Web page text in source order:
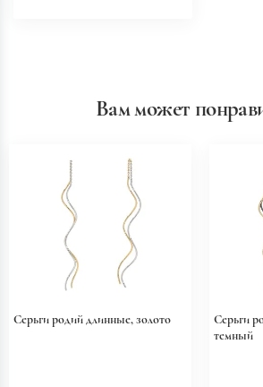
Вам может
Серьги родий длинные, золото
Серьги
темный